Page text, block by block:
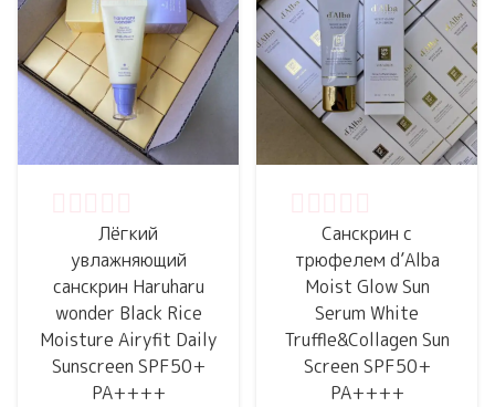
Лёгкий
увлажняющий
санскрин Haruharu
wonder Black Rice
Moisture Airyfit Daily
Sunscreen SPF50+
PA++++
Санскрин с
трюфелем d’Alba
Moist Glow Sun
Serum White
Truffle&Collagen Sun
Screen SPF50+
PA++++